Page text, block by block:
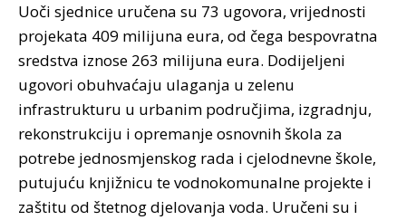
Uoči sjednice uručena su 73 ugovora, vrijednosti
projekata 409 milijuna eura, od čega bespovratna
sredstva iznose 263 milijuna eura. Dodijeljeni
ugovori obuhvaćaju ulaganja u zelenu
infrastrukturu u urbanim područjima, izgradnju,
rekonstrukciju i opremanje osnovnih škola za
potrebe jednosmjenskog rada i cjelodnevne škole,
putujuću knjižnicu te vodnokomunalne projekte i
zaštitu od štetnog djelovanja voda. Uručeni su i